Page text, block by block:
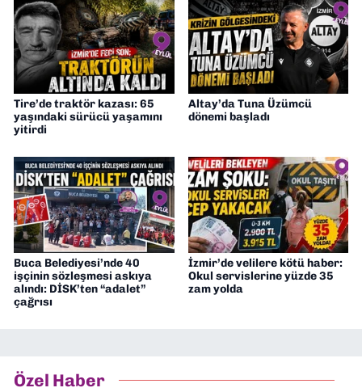
Tire’de traktör kazası: 65
yaşındaki sürücü yaşamını
yitirdi
Altay’da Tuna Üzümcü
dönemi başladı
Buca Belediyesi’nde 40
işçinin sözleşmesi askıya
alındı: DİSK’ten “adalet”
çağrısı
İzmir’de velilere kötü haber:
Okul servislerine yüzde 35
zam yolda
Özel Haber